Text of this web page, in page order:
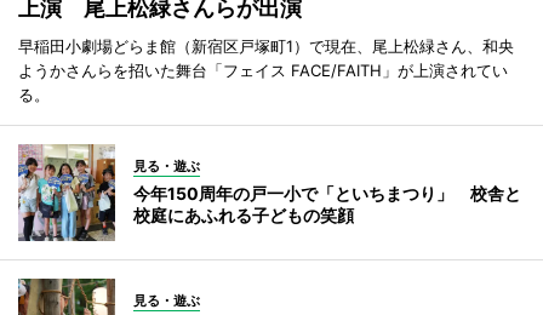
上演 尾上松緑さんらが出演
早稲田小劇場どらま館（新宿区戸塚町1）で現在、尾上松緑さん、和央
ようかさんらを招いた舞台「フェイス FACE/FAITH」が上演されてい
る。
見る・遊ぶ
今年150周年の戸一小で「といちまつり」 校舎と
校庭にあふれる子どもの笑顔
見る・遊ぶ